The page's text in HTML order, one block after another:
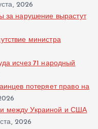
2026
за нарушение вырастут
министра
исчез 71 народный
потеряет право на
между Украиной и США
2026